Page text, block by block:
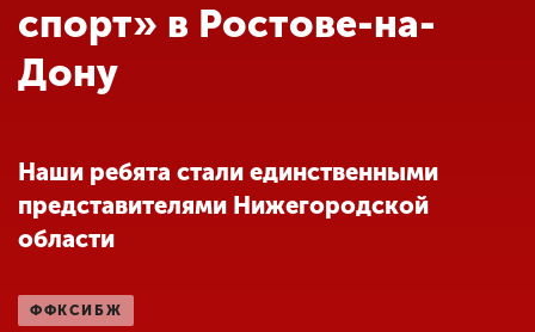
Международная
деятельность
Другие виды
деятельности
спорт» в Ростове-на-
Дону
Наши ребята стали единственными
представителями Нижегородской
области
ФФКСИБЖ